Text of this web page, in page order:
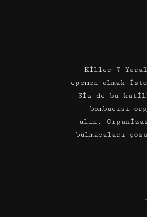
Killer 7
egemen olmak
Siz de bu
bombacısı
alın.
bulmacaları